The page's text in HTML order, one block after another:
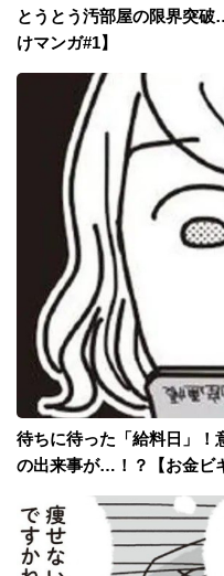
とうとう汚部屋の限界突
けマンガ#1】
待ちに待った「給料日」！
の出来事が…！？【お金ビ